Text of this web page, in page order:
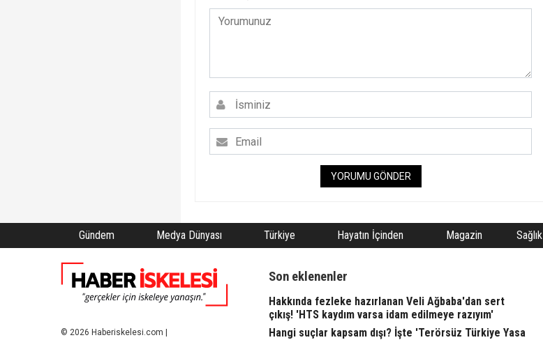
YORUMU GÖNDER
Gündem Medya Dünyası Türkiye Hayatın İçinden Magazin Sağlık
© 2026 Haberiskelesi.com |
Son eklenenler
Hakkında fezleke hazırlanan Veli Ağbaba'dan sert
çıkış! 'HTS kaydım varsa idam edilmeye razıyım'
Hangi suçlar kapsam dışı? İşte 'Terörsüz Türkiye Yasa